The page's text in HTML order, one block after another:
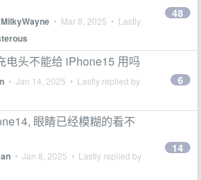
MilkyWayne • Mar 8, 2025 • Lastly
48
电头不能给 iPhone15 用吗
• Jan 14, 2025 • Lastly replied by 6
眼睛已经模糊的看不
• Jan 8, 2025 • Lastly replied by
14